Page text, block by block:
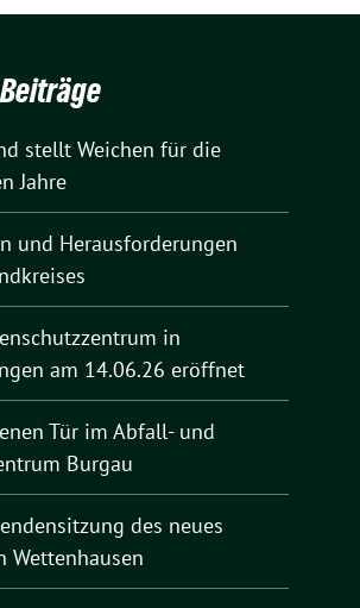
stellt Weichen für die
Jahre
und Herausforderungen
in
am 14.06.26 eröffnet
Tür im Abfall- und
Burgau
des neues
Wettenhausen